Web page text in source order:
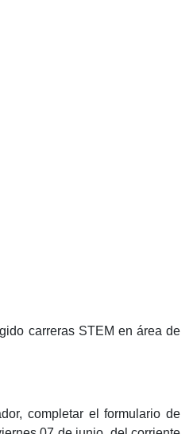
carreras STEM en área de
completar el formulario de